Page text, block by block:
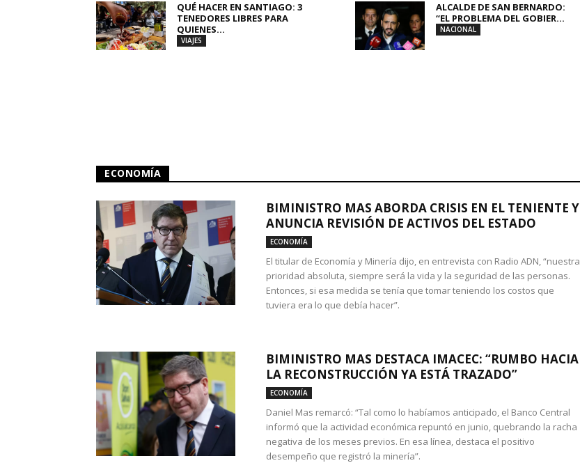
QUÉ HACER EN SANTIAGO: 3
TENEDORES LIBRES PARA
QUIENES...
VIAJES
ALCALDE DE SAN BERNARDO:
“EL PROBLEMA DEL GOBIER...
NACIONAL
ECONOMÍA
BIMINISTRO MAS ABORDA CRISIS EN EL TENIENTE Y
ANUNCIA REVISIÓN DE ACTIVOS DEL ESTADO
ECONOMÍA
El titular de Economía y Minería dijo, en entrevista con Radio ADN, “nuestra
prioridad absoluta, siempre será la vida y la seguridad de las personas.
Entonces, si esa medida se tenía que tomar teniendo los costos que
tuviera era lo que debía hacer”.
BIMINISTRO MAS DESTACA IMACEC: “RUMBO HACIA
LA RECONSTRUCCIÓN YA ESTÁ TRAZADO”
ECONOMÍA
Daniel Mas remarcó: “Tal como lo habíamos anticipado, el Banco Central
informó que la actividad económica repuntó en junio, quebrando la racha
negativa de los meses previos. En esa línea, destaca el positivo
desempeño que registró la minería”.